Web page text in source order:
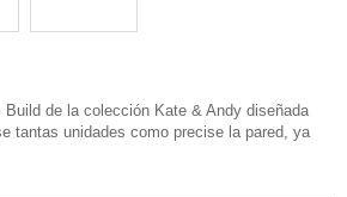
Build de la colección Kate & Andy diseñada
tantas unidades como precise la pared, ya